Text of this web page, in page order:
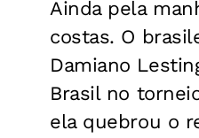
Ainda pela
costas. O
Damiano
Brasil no
ela quebrou o